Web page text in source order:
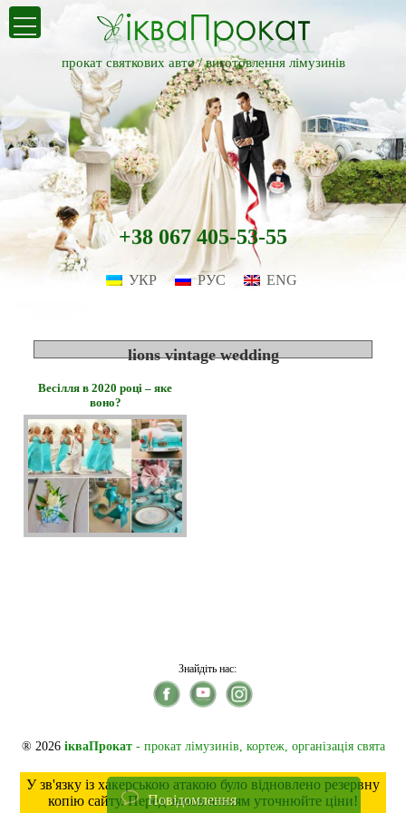
прокат святкових авто /виготовлення лімузинів
+38 067 405-53-55
УКР РУС ENG
lions vintage wedding
Весілля в 2020 році – яке
воно?
Знайдіть нас:
® 2026 ікваПрокат- прокат лімузинів, кортеж, організація свята
У зв'язку із хакерською атакою було відновлено резервну
копію сайту. Перед замовленням уточнюйте ціни!
Повідомлення